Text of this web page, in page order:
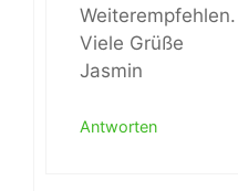
Viele Grüße
Jasmin
Antworten